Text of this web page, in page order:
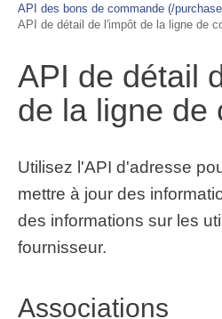
API des bons de commande (/
API de détail de l'impôt de la ligne de
API de détail
de la ligne de
Utilisez l'API d'adresse
mettre à jour des
des informations sur les
fournisseur.
Associations